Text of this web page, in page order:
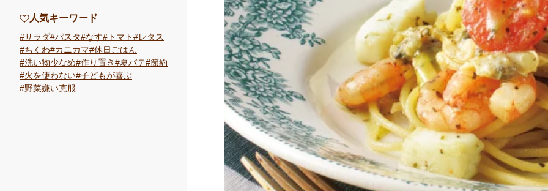
人気キーワード
サラダ パスタ なす トマト
レタス
ちくわ
カニカマ 休日ごはん
洗い物少なめ 作り置き 夏バテ 節約
火を使わない 子どもが喜ぶ
野菜嫌い克服